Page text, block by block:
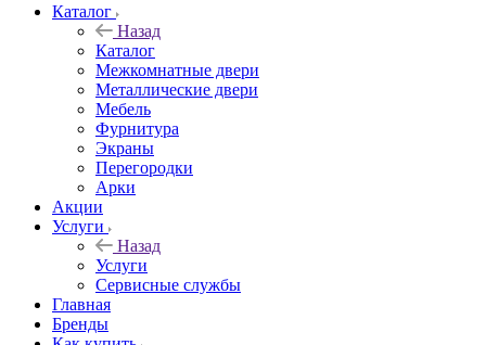
Каталог
Назад
Каталог
Межкомнатные двери
Металлические двери
Мебель
Фурнитура
Экраны
Перегородки
Арки
Акции
Услуги
Назад
Услуги
Сервисные службы
Главная
Бренды